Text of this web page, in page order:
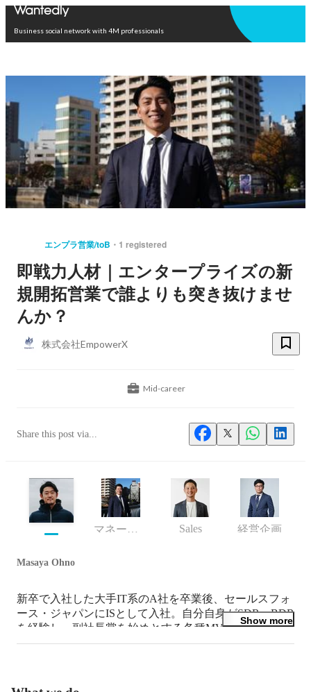
Business social network with 4M professionals
エンプラ営業/toB 1 registered
即戦力人材｜エンタープライズの新
規開拓営業で誰よりも突き抜けませ
んか？
株式会社EmpowerX
Mid-career
Share this post via...
マネージャー Sales 経営企画
Masaya Ohno
新卒で入社した大手IT系のA社を卒業後、セールスフォ
ース・ジャパンにISとして入社。自分自身がSDR、BDR
を経験し、副社長賞を始めとする各種MVPを獲得。そ
の後、最短でFSへ昇格し、当時最速で年間予算の達成
社EmpowerXを創業。
Show more